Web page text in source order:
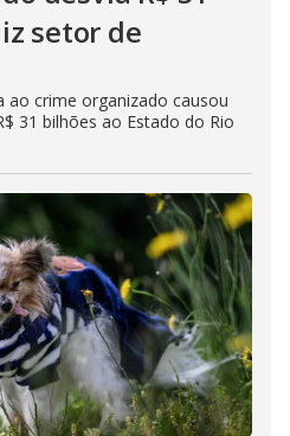
setor de
ao crime organizado causou
31 bilhões ao Estado do Rio